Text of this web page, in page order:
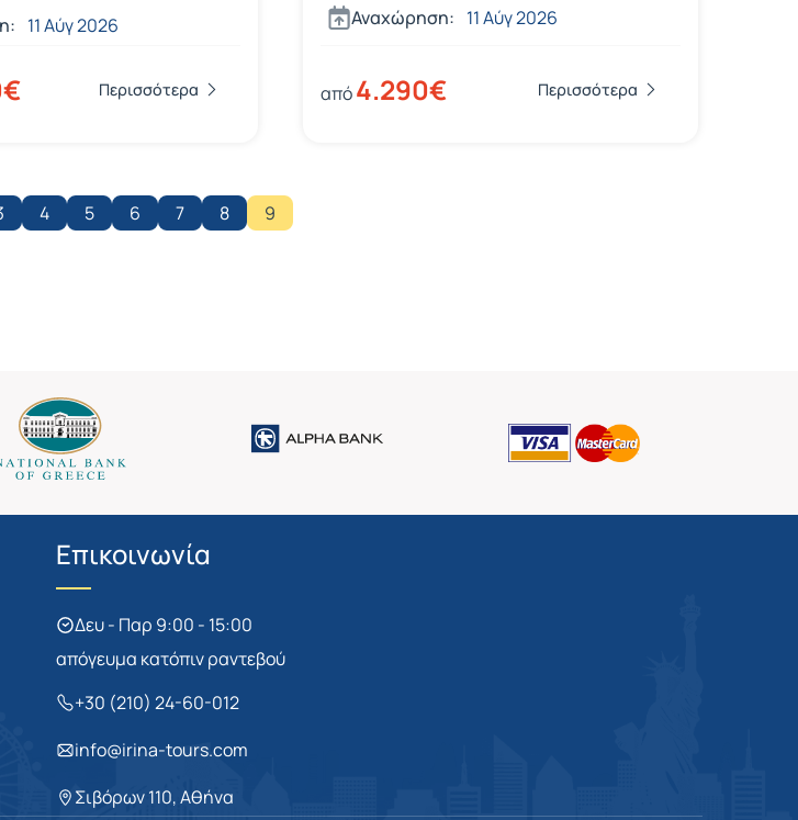
11 Αύγ 2026
Περισσότερα
Αναχώρηση: 11 Αύγ 2026
από4.290€ Περισσότερα
4 5 6 7 8 9
Επικοινωνία
Δευ - Παρ 9:00 - 15:00
απόγευμα κατόπιν ραντεβού
+30 (210) 24-60-012
info@irina-tours.com
Σιβόρων 110, Αθήνα